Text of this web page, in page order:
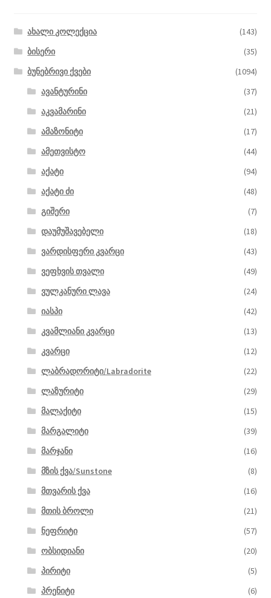
ახალი კოლექცია
(143)
ბისერი
(35)
ბუნებრივი ქვები
(1094)
ავანტურინი
(37)
აკვამარინი
(21)
ამაზონიტი
(17)
ამეთვისტო
(44)
აქატი
(94)
აქატი ძი
(48)
გიშერი
(7)
დაუმუშავებელი
(18)
ვარდისფერი კვარცი
(43)
ვეფხვის თვალი
(49)
ვულკანური ლავა
(24)
იასპი
(42)
კვამლიანი კვარცი
(13)
კვარცი
(12)
ლაბრადორიტი/Labradorite
(22)
ლაზურიტი
(29)
მალაქიტი
(15)
მარგალიტი
(39)
მარჯანი
(16)
მზის ქვა/Sunstone
(8)
მთვარის ქვა
(16)
მთის ბროლი
(21)
ნეფრიტი
(57)
ობსიდიანი
(20)
პირიტი
(5)
პრენიტი
(6)